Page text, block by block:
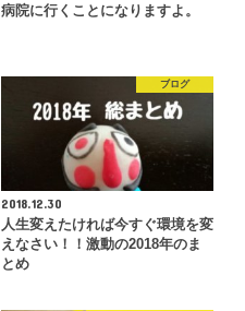
病院に行くことになりますよ。
ブログ
2018.12.30
人生変えたければ今すぐ環境を変
えなさい！！激動の2018年のま
とめ